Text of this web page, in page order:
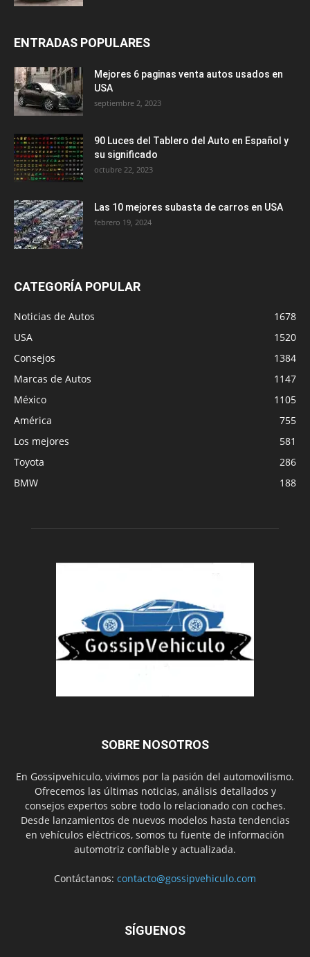
ENTRADAS POPULARES
Mejores 6 paginas venta autos usados en
USA
septiembre 2, 2023
90 Luces del Tablero del Auto en Español y
su significado
octubre 22, 2023
Las 10 mejores subasta de carros en USA
febrero 19, 2024
CATEGORÍA POPULAR
Noticias de Autos
1678
USA
1520
Consejos
1384
Marcas de Autos
1147
México
1105
América
755
Los mejores
581
Toyota
286
BMW
188
SOBRE NOSOTROS
En Gossipvehiculo, vivimos por la pasión del automovilismo.
Ofrecemos las últimas noticias, análisis detallados y
consejos expertos sobre todo lo relacionado con coches.
Desde lanzamientos de nuevos modelos hasta tendencias
en vehículos eléctricos, somos tu fuente de información
automotriz confiable y actualizada.
Contáctanos: contacto@gossipvehiculo.com
SÍGUENOS